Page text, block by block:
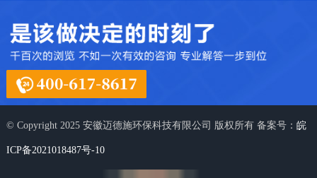
© Copyright 2025 安徽迈德施环保科技有限公司 版权所有 备案号： 皖
ICP备2021018487号-10